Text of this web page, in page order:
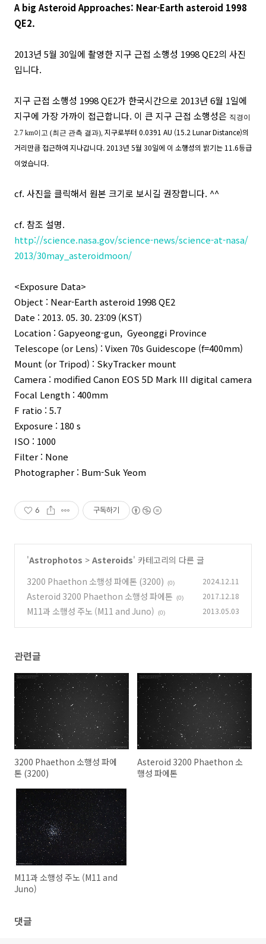
A big Asteroid Approaches: Near-Earth asteroid 1998
QE2.
2013년 5월 30일에 촬영한 지구 근접 소행성 1998 QE2의 사진
입니다.
지구 근접 소행성 1998 QE2가 한국시간으로 2013년 6월 1일에
지구에 가장 가까이 접근합니다. 이 큰 지구 근접 소행성은 직경이
2.7 km이고 (최근 관측 결과), 지구로부터 0.0391 AU (15.2 Lunar Distance)의
거리만큼 접근하여 지나갑니다. 2013년 5월 30일에 이 소행성의 밝기는 11.6등급
이었습니다.
cf. 사진을 클릭해서 원본 크기로 보시길 권장합니다. ^^
cf. 참조 설명.
http://science.nasa.gov/science-news/science-at-nasa/
2013/30may_asteroidmoon/
<Exposure Data>
Object : Near-Earth asteroid 1998 QE2
Date : 2013. 05. 30. 23:09 (KST)
Location : Gapyeong-gun, Gyeonggi Province
Telescope (or Lens) : Vixen 70s Guidescope (f=400mm)
Mount (or Tripod) : SkyTracker mount
Camera : modified Canon EOS 5D Mark III digital camera
Focal Length : 400mm
F ratio : 5.7
Exposure : 180 s
ISO : 1000
Filter : None
Photographer : Bum-Suk Yeom
6 구독하기
'Astrophotos > Asteroids' 카테고리의 다른 글
3200 Phaethon 소행성 파에톤 (3200)
(0) 2024.12.11
Asteroid 3200 Phaethon 소행성 파에톤 (0) 2017.12.18
M11과 소행성 주노 (M11 and Juno) (0) 2013.05.03
관련글
3200 Phaethon 소행성 파에
톤 (3200)
Asteroid 3200 Phaethon 소
행성 파에톤
M11과 소행성 주노 (M11 and
Juno)
댓글